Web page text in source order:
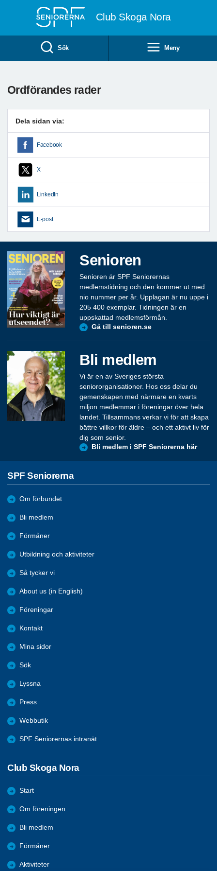
Club Skoga Nora
Sök Meny
Ordförandes rader
Dela sidan via:
Facebook
X
LinkedIn
E-post
Senioren
Senioren är SPF Seniorernas
medlemstidning och den kommer ut med
nio nummer per år. Upplagan är nu uppe i
205 400 exemplar. Tidningen är en
uppskattad medlemsförmån.
Gå till senioren.se
Bli medlem
Vi är en av Sveriges största
seniororganisationer. Hos oss delar du
gemenskapen med närmare en kvarts
miljon medlemmar i föreningar över hela
landet. Tillsammans verkar vi för att skapa
bättre villkor för äldre – och ett aktivt liv för
dig som senior.
Bli medlem i SPF Seniorerna här
SPF Seniorerna
Om förbundet
Bli medlem
Förmåner
Utbildning och aktiviteter
Så tycker vi
About us (in English)
Föreningar
Kontakt
Mina sidor
Sök
Lyssna
Press
Webbutik
SPF Seniorernas intranät
Club Skoga Nora
Start
Om föreningen
Bli medlem
Förmåner
Aktiviteter